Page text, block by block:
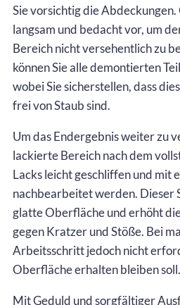
Sie vorsichtig die Abdeckungen.
langsam und bedacht vor, um
Bereich nicht versehentlich zu
können Sie alle demontierten
wobei Sie sicherstellen, dass
frei von Staub sind.
Um das Endergebnis weiter zu
lackierte Bereich nach dem
Lacks leicht geschliffen und mit
nachbearbeitet werden. Dieser
glatte Oberfläche und erhöht
gegen Kratzer und Stöße. Bei
Arbeitsschritt jedoch nicht
Oberfläche erhalten bleiben soll.
Mit Geduld und sorgfältiger